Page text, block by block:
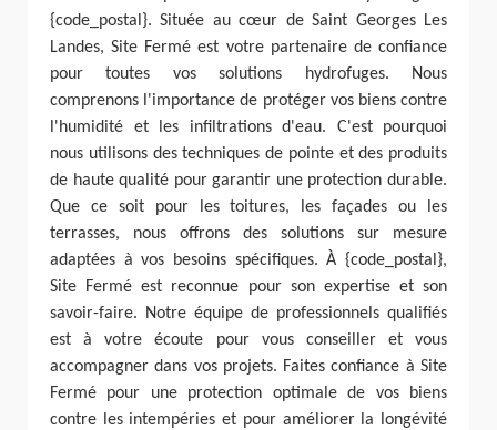
{code_postal}. Située au cœur de Saint Georges Les
Landes, Site Fermé est votre partenaire de confiance
pour toutes vos solutions hydrofuges. Nous
comprenons l'importance de protéger vos biens contre
l'humidité et les infiltrations d'eau. C'est pourquoi
nous utilisons des techniques de pointe et des produits
de haute qualité pour garantir une protection durable.
Que ce soit pour les toitures, les façades ou les
terrasses, nous offrons des solutions sur mesure
adaptées à vos besoins spécifiques. À {code_postal},
Site Fermé est reconnue pour son expertise et son
savoir-faire. Notre équipe de professionnels qualifiés
est à votre écoute pour vous conseiller et vous
accompagner dans vos projets. Faites confiance à Site
Fermé pour une protection optimale de vos biens
contre les intempéries et pour améliorer la longévité